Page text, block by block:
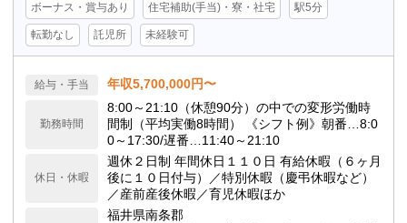
ボーナス・賞与あり 住宅補助(手当)・寮・社宅 駅5分
転勤なし 託児所 未経験可
給与・手当 年収5,700,000円〜
勤務時間
8:00～21:10（休憩90分）の中での変形労働時
間制（平均実働8時間） 《シフト例》朝番…8:0
0～17:30/遅番…11:40～21:10
休日・休暇
週休２日制 年間休日１１０日 有給休暇（６ヶ月
後に１０日付与）／特別休暇（慶弔休暇など）
／産前産後休暇／育児休暇ほか
福井県南条郡